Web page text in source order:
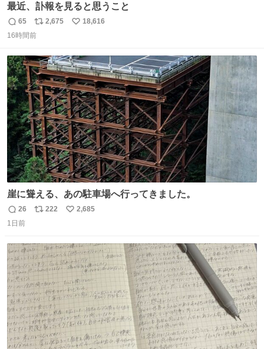
最近、訃報を見ると思うこと
返
信
65
リ
ポ
ト
数
2,675
い
数
18,616
16時間前
崖に聳える、あの駐車場へ行ってきました。
返
信
26
リ
ト
数
222
い
数
2,685
1日前